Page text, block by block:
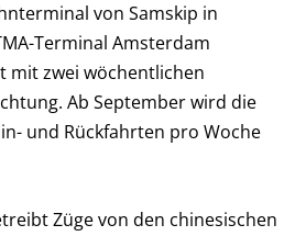
von Samskip in
Terminal Amsterdam
mit zwei wöchentlichen
Ab September wird die
und Rückfahrten pro Woche
Züge von den chinesischen